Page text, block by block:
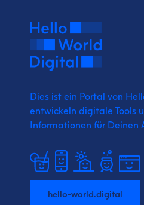
Dies ist ein Portal von
entwickeln digitale Tools
Informationen für Deinen
hello-world.digital